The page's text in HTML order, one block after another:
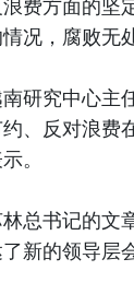
费方面的坚
况，腐败无
研究中心主
、反对浪费
。
总书记的文
新的领导层